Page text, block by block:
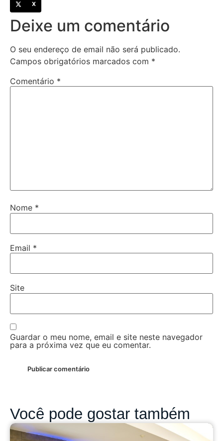
X
Deixe um comentário
O seu endereço de email não será publicado.
Campos obrigatórios marcados com *
Comentário *
Nome *
Email *
Site
Guardar o meu nome, email e site neste navegador
para a próxima vez que eu comentar.
Você pode gostar também